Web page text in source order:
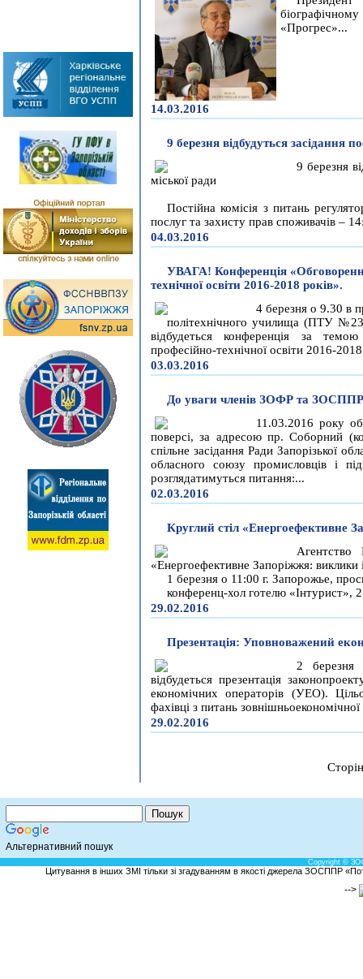
«Прогрес»...
14.03.2016
9 березня відбудуться засідання
9 березня
міської ради
Постійна комісія з питань
послуг та захисту прав споживачів –
04.03.2016
УВАГА! Конференція
технічної освіти 2016-2018 років».
4 березня о 9.30 в
політехнічного училища (ПТУ
відбудеться конференція за
професійно-технічної освіти 2016-
03.03.2016
До уваги членів ЗОФР та
11.03.2016 року
поверсі, за адресою пр. Соборний
спільне засідання Ради Запорізької
обласного союзу промисловців і
розглядатимуться питання:...
02.03.2016
Круглий стіл «Енергоефективне
Агентство
«Енергоефективне Запоріжжя: виклики
1 березня о 11:00 г. Запорожье,
конференц-хол готелю «Інтурист»,
29.02.2016
Презентація: Уповноважений
2 березня
відбудеться презентація
економічних операторів (УЕО).
фахівці з питань зовнішньоекономічної
29.02.2016
Альтернативний пошук
Copyright ©
Цитування в інших ЗМІ тільки зі згадуванням в якості джерела ЗОСППР
-->